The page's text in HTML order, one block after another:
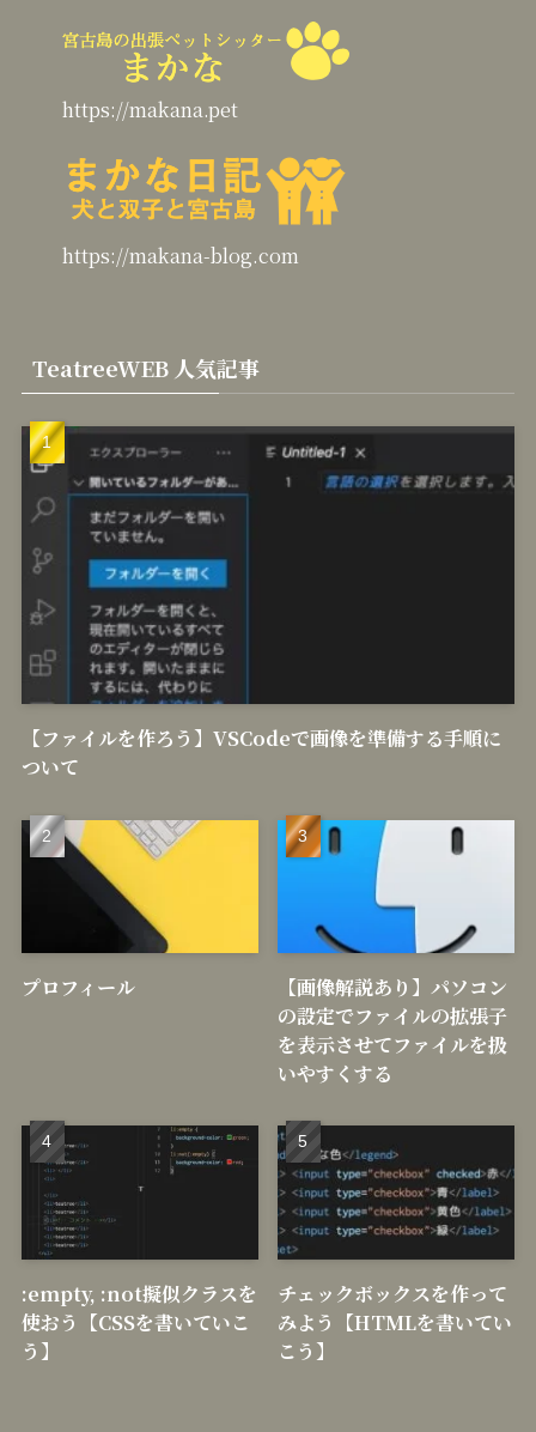
https://makana.pet
https://makana-blog.com
TeatreeWEB 人気記事
【ファイルを作ろう】VSCodeで画像を準備する手順に
ついて
プロフィール
【画像解説あり】パソコン
の設定でファイルの拡張子
を表示させてファイルを扱
いやすくする
:empty, :not擬似クラスを
使おう【CSSを書いていこ
う】
チェックボックスを作って
みよう【HTMLを書いてい
こう】